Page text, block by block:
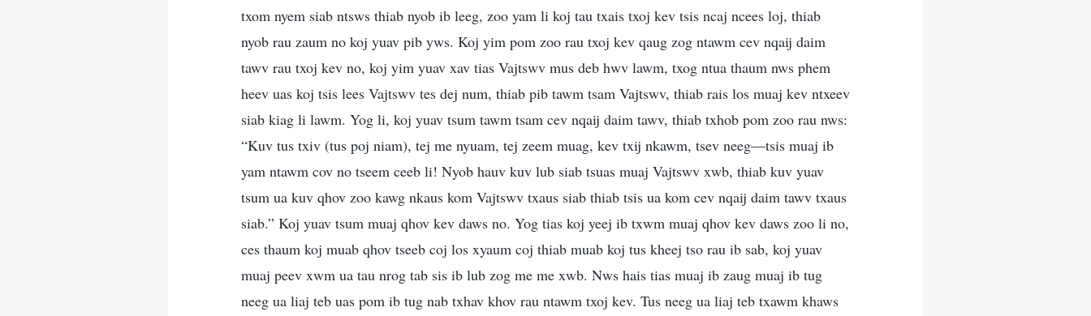
txom nyem siab ntsws thiab nyob ib leeg, zoo yam li koj tau txais txoj kev tsis ncaj ncees loj, thiab
nyob rau zaum no koj yuav pib yws. Koj yim pom zoo rau txoj kev qaug zog ntawm cev nqaij daim
tawv rau txoj kev no, koj yim yuav xav tias Vajtswv mus deb hwv lawm, txog ntua thaum nws phem
heev uas koj tsis lees Vajtswv tes dej num, thiab pib tawm tsam Vajtswv, thiab rais los muaj kev ntxeev
siab kiag li lawm. Yog li, koj yuav tsum tawm tsam cev nqaij daim tawv, thiab txhob pom zoo rau nws:
“Kuv tus txiv (tus poj niam), tej me nyuam, tej zeem muag, kev txij nkawm, tsev neeg—tsis muaj ib
yam ntawm cov no tseem ceeb li! Nyob hauv kuv lub siab tsuas muaj Vajtswv xwb, thiab kuv yuav
tsum ua kuv qhov zoo kawg nkaus kom Vajtswv txaus siab thiab tsis ua kom cev nqaij daim tawv txaus
siab.” Koj yuav tsum muaj qhov kev daws no. Yog tias koj yeej ib txwm muaj qhov kev daws zoo li no,
ces thaum koj muab qhov tseeb coj los xyaum coj thiab muab koj tus kheej tso rau ib sab, koj yuav
muaj peev xwm ua tau nrog tab sis ib lub zog me me xwb. Nws hais tias muaj ib zaug muaj ib tug
neeg ua liaj teb uas pom ib tug nab txhav khov rau ntawm txoj kev. Tus neeg ua liaj teb txawm khaws